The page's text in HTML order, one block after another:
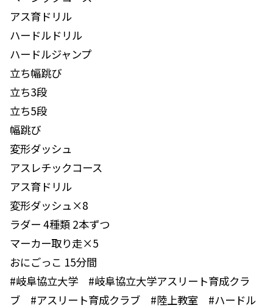
アス育ドリル
ハードルドリル
ハードルジャンプ
立ち幅跳び
立ち3段
立ち5段
幅跳び
変形ダッシュ
アスレチックコース
アス育ドリル
変形ダッシュ×8
ラダー 4種類 2本ずつ
マーカー取り走×5
おにごっこ 15分間
#岐阜協立大学 #岐阜協立大学アスリート育成クラ
ブ #アスリート育成クラブ #陸上教室 #ハードル